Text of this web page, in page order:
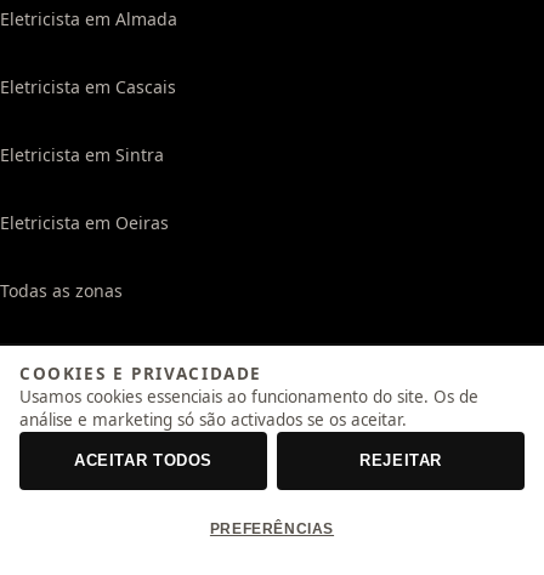
Eletricista em Almada
Eletricista em Cascais
Eletricista em Sintra
Eletricista em Oeiras
Todas as zonas
935 331 823
WhatsApp
COOKIES E PRIVACIDADE
Usamos cookies essenciais ao funcionamento do site. Os de
análise e marketing só são activados se os aceitar.
ACEITAR TODOS REJEITAR
PREFERÊNCIAS